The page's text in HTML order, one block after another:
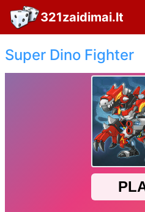
321zaidimai.lt
Super Dino Fighter